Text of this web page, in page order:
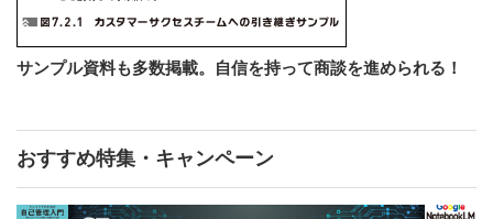
サンプル資料も多数掲載。自信を持って商談を進められる！
おすすめ特集・キャンペーン